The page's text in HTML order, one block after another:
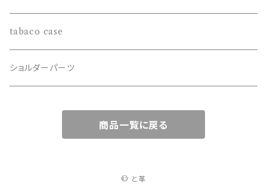
鹿角
ハンティングトロフィー
tabaco case
ショルダーパーツ
商品一覧に戻る
© と革